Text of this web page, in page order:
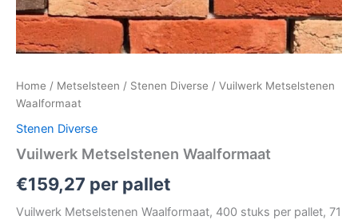
Home / Metselsteen / Stenen Diverse / Vuilwerk Metselstenen
Waalformaat
Stenen Diverse
Vuilwerk Metselstenen Waalformaat
€159,27 per pallet
Vuilwerk Metselstenen Waalformaat, 400 stuks per pallet, 71